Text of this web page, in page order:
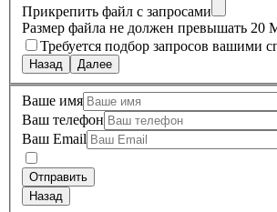
Прикрепить файл с запросами
Размер файла не должен превышать 20
Требуется подбор запросов вашими
Назад Далее
Ваше имя
Ваш телефон
Ваш Email
Назад